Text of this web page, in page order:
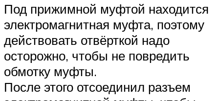
Под прижимной муфтой находится
электромагнитная муфта, поэтому
действовать отвёрткой надо
осторожно, чтобы не повредить
обмотку муфты.
После этого отсоединил разъем